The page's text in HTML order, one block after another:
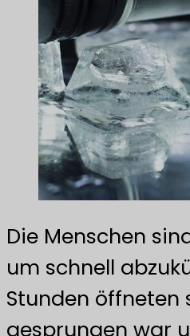
Die Menschen
um schnell
Stunden öffneten
gesprungen war